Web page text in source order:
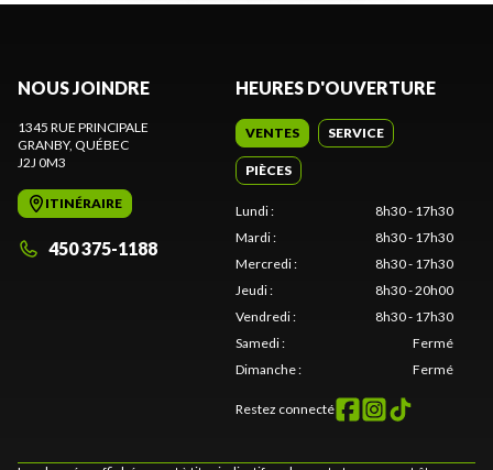
NOUS JOINDRE
1345 RUE PRINCIPALE
GRANBY, QUÉBEC
J2J 0M3
ITINÉRAIRE
450 375-1188
HEURES D'OUVERTURE
VENTES SERVICE
PIÈCES
Lundi:
8h30 - 17h30
Mardi:
8h30 - 17h30
Mercredi:
8h30 - 17h30
Jeudi:
8h30 - 20h00
Vendredi:
8h30 - 17h30
Samedi:
Fermé
Dimanche: Fermé
Restez connecté